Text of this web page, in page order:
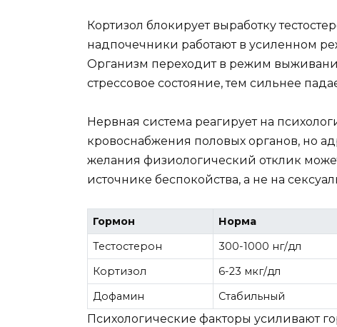
Кортизол блокирует выработку
надпочечники работают в усиленном
Организм переходит в режим
стрессовое состояние, тем сильнее
Нервная система реагирует на
кровоснабжения половых органов, но
желания физиологический отклик может
источнике беспокойства, а не на
Гормон Норма
Тестостерон
300-1000 нг/дл
Кортизол
6-23 мкг/дл
Дофамин
Стабильный
Психологические факторы усиливают